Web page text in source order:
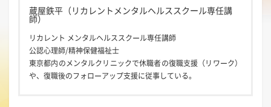
蔵屋鉄平（リカレントメンタルヘルススクール専任講
師）
リカレント メンタルヘルススクール専任講師
公認心理師/精神保健福祉士
東京都内のメンタルクリニックで休職者の復職支援（リワーク）
や、復職後のフォローアップ支援に従事している。